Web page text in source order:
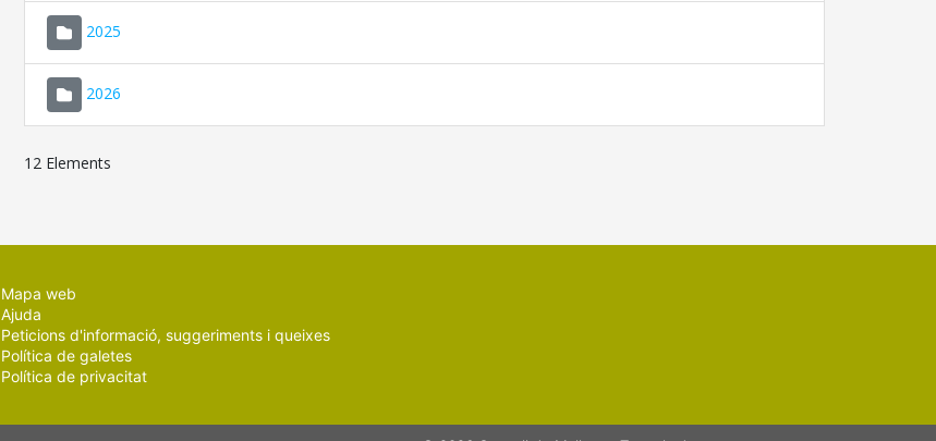
2025
2026
12 Elements
Mapa web
Ajuda
Peticions d'informació, suggeriments i queixes
Política de galetes
Política de privacitat